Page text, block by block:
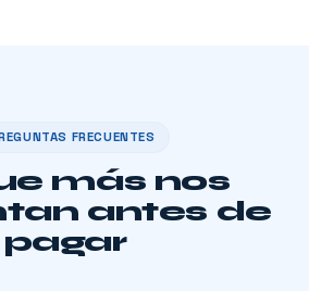
FRECUENTES
más nos
antes de
pagar